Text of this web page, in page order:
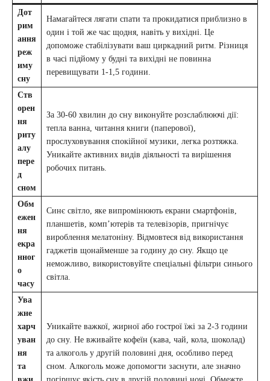
Дот
рим
ання
реж
иму
сну
Намагайтеся лягати спати та прокидатися приблизно в
один і той же час щодня, навіть у вихідні. Це
допоможе стабілізувати ваш циркадний ритм. Різниця
в часі підйому у будні та вихідні не повинна
перевищувати 1-1,5 години.
Ств
орен
ня
риту
алу
пере
д
сном
За 30-60 хвилин до сну виконуйте розслаблюючі дії:
тепла ванна, читання книги (паперової),
прослуховування спокійної музики, легка розтяжка.
Уникайте активних видів діяльності та вирішення
робочих питань.
Обм
ежен
ня
екра
нног
о
часу
Синє світло, яке випромінюють екрани смартфонів,
планшетів, комп’ютерів та телевізорів, пригнічує
вироблення мелатоніну. Відмовтеся від використання
гаджетів щонайменше за годину до сну. Якщо це
неможливо, використовуйте спеціальні фільтри синього
світла.
Ува
жне
харч
уван
ня
та
Уникайте важкої, жирної або гострої їжі за 2-3 години
до сну. Не вживайте кофеїн (кава, чай, кола, шоколад)
та алкоголь у другій половині дня, особливо перед
сном. Алкоголь може допомогти заснути, але значно